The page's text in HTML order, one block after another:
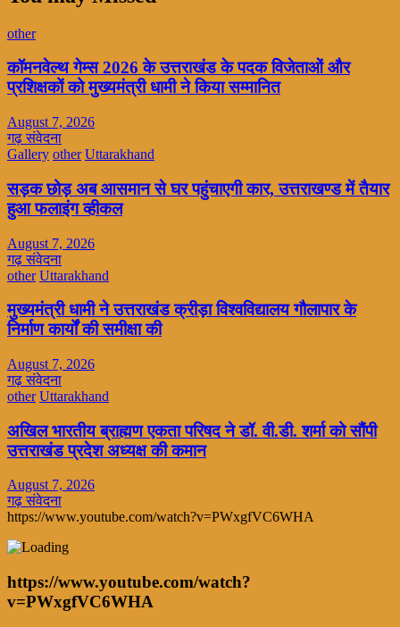
other
कॉमनवेल्थ गेम्स 2026 के उत्तराखंड के पदक विजेताओं और
प्रशिक्षकों को मुख्यमंत्री धामी ने किया सम्मानित
August 7, 2026
गढ़ संवेदना
Gallery other Uttarakhand
सड़क छोड़ अब आसमान से घर पहुंचाएगी कार, उत्तराखण्ड में तैयार
हुआ फलाइंग व्हीकल
August 7, 2026
गढ़ संवेदना
other Uttarakhand
मुख्यमंत्री धामी ने उत्तराखंड क्रीड़ा विश्वविद्यालय गौलापार के
निर्माण कार्यों की समीक्षा की
August 7, 2026
गढ़ संवेदना
other Uttarakhand
अखिल भारतीय ब्राह्मण एकता परिषद ने डॉ. वी.डी. शर्मा को सौंपी
उत्तराखंड प्रदेश अध्यक्ष की कमान
August 7, 2026
गढ़ संवेदना
https://www.youtube.com/watch?v=PWxgfVC6WHA
https://www.youtube.com/watch?
v=PWxgfVC6WHA